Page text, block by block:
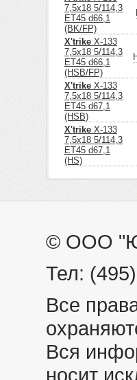
7,5x18 5/114,3
ET45 d66,1
(BK/FP)
X'trikeX-133
7,5x18 5/114,3
ET45 d66,1
(HSB/FP)
X'trikeX-133
7,5x18 5/114,3
ET45 d67,1
(HSB)
X'trikeX-133
7,5x18 5/114,3
ET45 d67,1
(HS)
© ООО
Тел:
Все
Вся
носит